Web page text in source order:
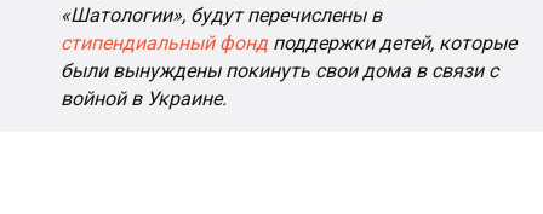
«Шатологии», будут перечислены в
стипендиальный фонд поддержки детей, которые
были вынуждены покинуть свои дома в связи с
войной в Украине.